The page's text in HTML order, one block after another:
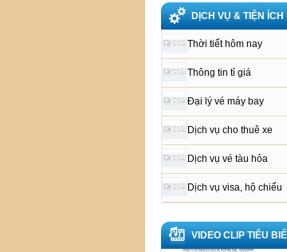
DỊCH VỤ & TIỆN ÍCH
Thời tiết hôm nay
Thông tin tỉ giá
Đại lý vé máy bay
Dịch vụ cho thuê xe
Dịch vụ vé tàu hỏa
Dịch vụ visa, hộ chiếu
VIDEO CLIP TIÊU